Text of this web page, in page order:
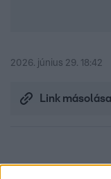
2026. június 29. 18:42
Link másolása
Mécsesek